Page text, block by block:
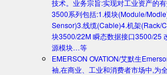
技术。业务宗旨:实现对工业资产的
3500系列包括:1.模块(Module/
Sensor)3.线缆(Cable)4.机架(Rack/
块3500/22M 瞬态数据接口3500/25
源模块…等
EMERSON OVATION/艾默生
袖,在商业、工业和消费者市场中,为